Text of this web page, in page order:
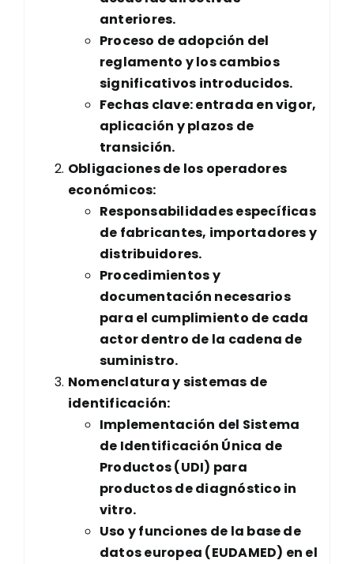
anteriores.
Proceso de adopción del
reglamento y los cambios
significativos introducidos.
Fechas clave: entrada en vigor,
aplicación y plazos de
transición.
Obligaciones de los operadores
económicos:
Responsabilidades específicas
de fabricantes, importadores y
distribuidores.
Procedimientos y
documentación necesarios
para el cumplimiento de cada
actor dentro de la cadena de
suministro.
Nomenclatura y sistemas de
identificación:
Implementación del Sistema
de Identificación Única de
Productos (UDI) para
productos de diagnóstico in
vitro.
Uso y funciones de la base de
datos europea (EUDAMED) en el